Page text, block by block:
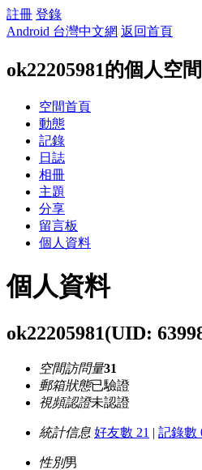
註冊 登錄
Android 台灣中文網 返回首頁
ok22205981的個人空間
空間首頁
動態
記錄
日誌
相冊
主題
分享
留言板
個人資料
個人資料
ok22205981(UID:
空間訪問量31
郵箱狀態已驗證
視頻認證未認證
統計信息 好友數 21 | 記錄數
性別男